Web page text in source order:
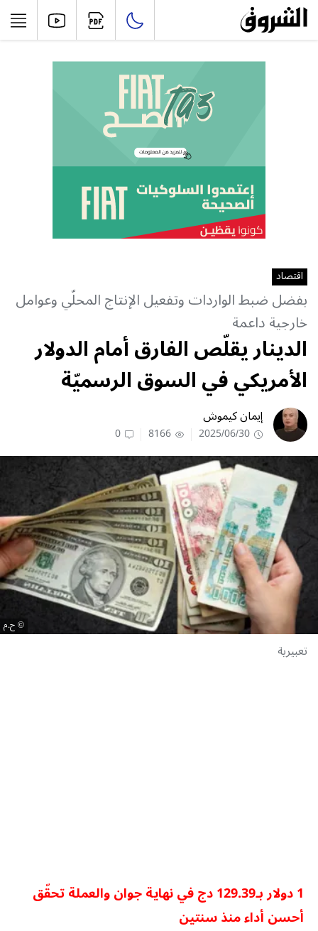
اقتصاد
بفضل ضبط الواردات وتفعيل الإنتاج المحلّي وعوامل
خارجية داعمة
الدينار يقلّص الفارق أمام الدولار
الأمريكي في السوق الرسميّة
إيمان كيموش
2025/06/30
8166
0
ح.م
تعبيرية
1 دولار بـ129.39 دج في نهاية جوان والعملة تحقّق
أحسن أداء منذ سنتين